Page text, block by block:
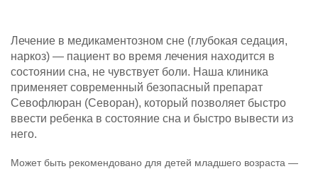
Лечение в медикаментозном сне (глубокая седация,
наркоз) — пациент во время лечения находится в
состоянии сна, не чувствует боли. Наша клиника
применяет современный безопасный препарат
Севофлюран (Севоран), который позволяет быстро
ввести ребенка в состояние сна и быстро вывести из
него.
Может быть рекомендовано для детей младшего возраста —